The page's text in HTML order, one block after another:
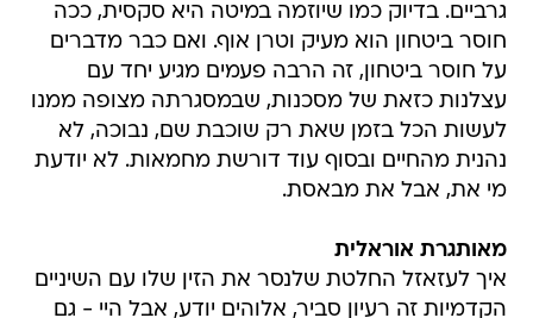
גרביים. בדיוק כמו שיוזמה במיטה היא סקסית, ככה
חוסר ביטחון הוא מעיק וטרן אוף. ואם כבר מדברים
על חוסר ביטחון, זה הרבה פעמים מגיע יחד עם
עצלנות כזאת של מסכנות, שבמסגרתה מצופה ממנו
לעשות הכל בזמן שאת רק שוכבת שם, נבוכה, לא
נהנית מהחיים ובסוף עוד דורשת מחמאות. לא יודעת
מי את, אבל את מבאסת.
מאותגרת אוראלית
איך לעזאזל החלטת שלנסר את הזין שלו עם השיניים
הקדמיות זה רעיון סביר, אלוהים יודע, אבל היי - גם